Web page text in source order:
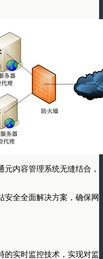
内容管理系统无缝结合，
全全面解决方案，确保网
实时监控技术，实现对监